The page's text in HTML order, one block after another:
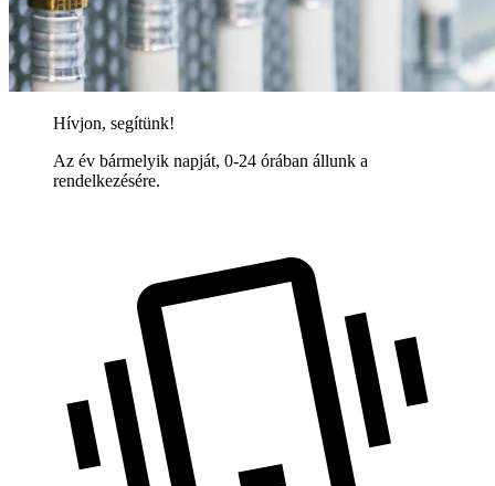
Hívjon, segítünk!
Az év bármelyik napját, 0-24 órában állunk a
rendelkezésére.